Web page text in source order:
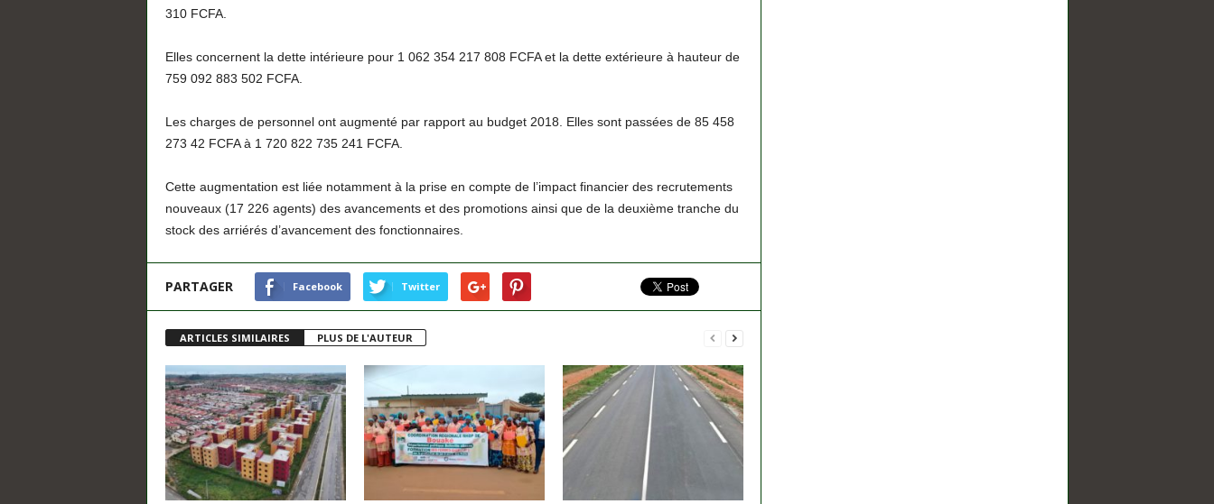
310 FCFA.
Elles concernent la dette intérieure pour 1 062 354 217 808 FCFA et la dette extérieure à hauteur de
759 092 883 502 FCFA.
Les charges de personnel ont augmenté par rapport au budget 2018. Elles sont passées de 85 458
273 42 FCFA à 1 720 822 735 241 FCFA.
Cette augmentation est liée notamment à la prise en compte de l’impact financier des recrutements
nouveaux (17 226 agents) des avancements et des promotions ainsi que de la deuxième tranche du
stock des arriérés d’avancement des fonctionnaires.
PARTAGER Facebook Twitter
ARTICLES SIMILAIRES PLUS DE L'AUTEUR